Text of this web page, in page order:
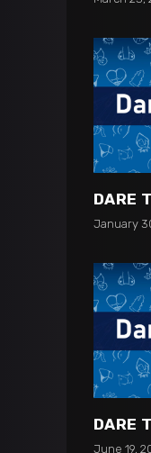
DARE
January
DARE
June 19,